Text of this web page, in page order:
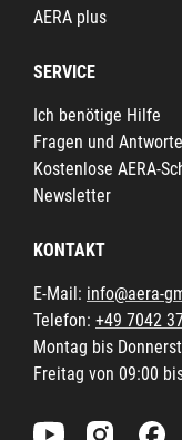
AERA plus
SERVICE
Ich benötige Hilfe
Fragen und
Kostenlose AERA-
Newsletter
KONTAKT
E-Mail: info@aera-
Telefon: +49 7042
Montag bis
Freitag von 09:00